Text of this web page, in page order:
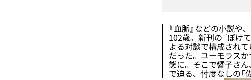
『血脈』などの小説
102歳。新刊の『ぼけ
よる対談で構成され
だった。ユーモラス
態に。そこで響子さん
で迫る、忖度なしの「